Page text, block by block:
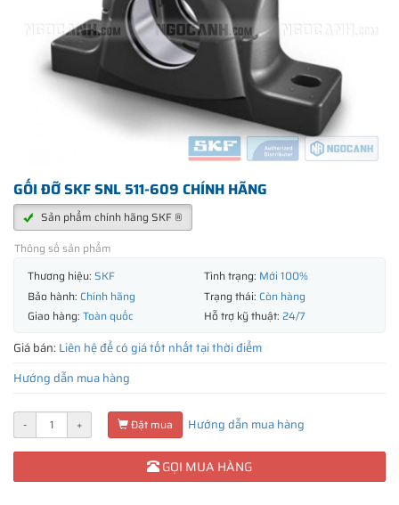
GỐI ĐỠ SKF SNL 511-609 CHÍNH HÃNG
Sản phẩm chính hãng SKF ®
Thông số sản phẩm
Thương hiệu: SKF Tình trạng: Mới 100%
Bảo hành: Chính hãng Trạng thái: Còn hàng
Giao hàng: Toàn quốc Hỗ trợ kỹ thuật: 24/7
Giá bán: Liên hệ để có giá tốt nhất tại thời điểm
Hướng dẫn mua hàng
- + Đặt mua Hướng dẫn mua hàng
GỌI MUA HÀNG